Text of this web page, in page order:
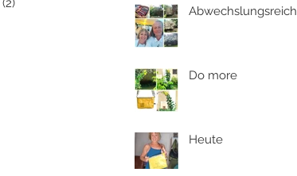
(2)
Abwechslungsreich
Do more
Heute